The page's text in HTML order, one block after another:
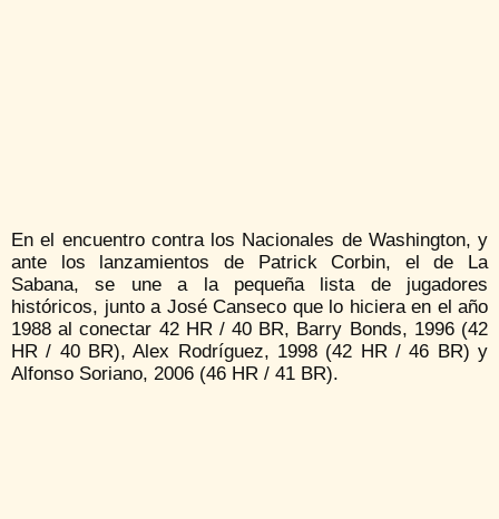
En el encuentro contra los Nacionales de Washington, y
ante los lanzamientos de Patrick Corbin, el de La
Sabana, se une a la pequeña lista de jugadores
históricos, junto a José Canseco que lo hiciera en el año
1988 al conectar 42 HR / 40 BR, Barry Bonds, 1996 (42
HR / 40 BR), Alex Rodríguez, 1998 (42 HR / 46 BR) y
Alfonso Soriano, 2006 (46 HR / 41 BR).